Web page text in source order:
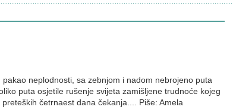
pakao neplodnosti, sa zebnjom i nadom nebrojeno puta
puta osjetile rušenje svijeta zamišljene trudnoće kojeg
četrnaest dana čekanja.... Piše: Amela